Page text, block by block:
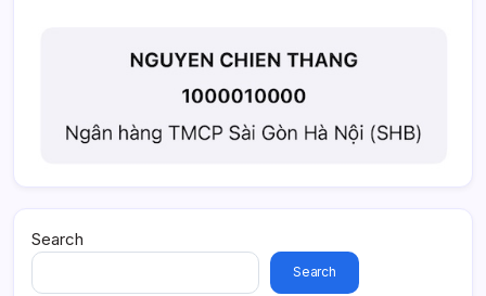
Search
Search